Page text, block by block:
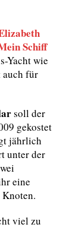
Schiff
Yacht wie
auch für
soll der
gekostet
jährlich
unter der
eine
viel zu